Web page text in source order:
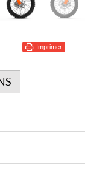
Imprimer